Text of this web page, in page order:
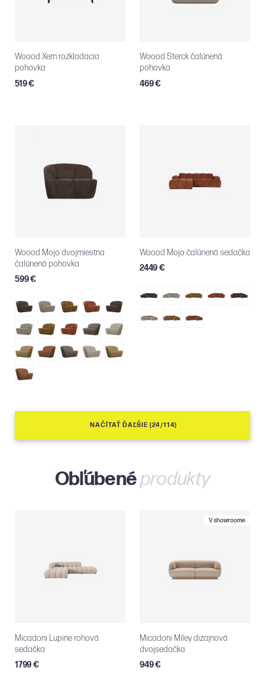
Woood Xem rozkladacia
pohovka
519 €
Woood Sterck čalúnená
pohovka
469 €
Woood Mojo dvojmiestna
čalúnená pohovka
599 €
Woood Mojo čalúnená sedačka
2449 €
NAČÍTAŤ ĎAĽŠIE (24/114)
Obľúbenéprodukty
Micadoni Lupine rohová
sedačka
1799 €
V showroome
Micadoni Miley dizajnová
dvojsedačka
949 €